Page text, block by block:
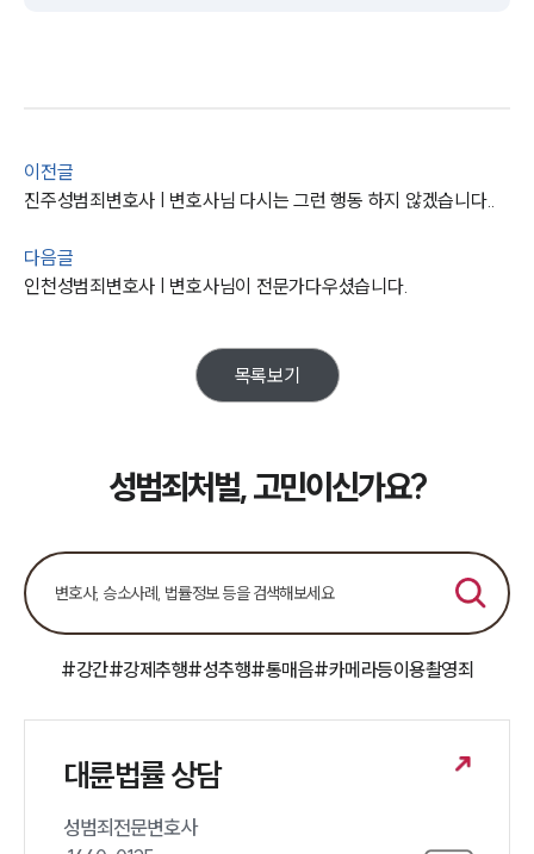
업무분야
전체
구성원 소개
소식/자료
법률 블로그
뉴스레터/브로슈어
세미나
대륜법률상담예약
이전글
진주성범죄변호사 | 변호사님 다시는 그런 행동 하지 않겠습니다..
다음글
인천성범죄변호사 | 변호사님이 전문가다우셨습니다.
목록보기
성범죄처벌, 고민이신가요?
#강간#강제추행#성추행#통매음#카메라등이용촬영죄
대륜법률 상담
성범죄전문변호사